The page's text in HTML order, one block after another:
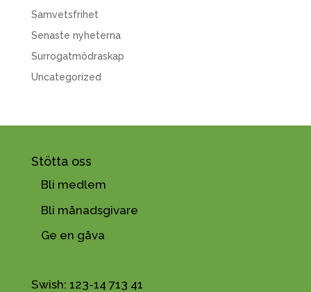
Samvetsfrihet
Senaste nyheterna
Surrogatmödraskap
Uncategorized
Stötta oss
Bli medlem
Bli månadsgivare
Ge en gåva
Swish: 123-14 713 41